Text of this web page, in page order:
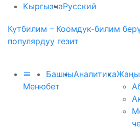
КыргызчаРусский
Кутбилим – Коомдук-билим
популярдуу гезит
Меню
Башкы
бет
Аналитика